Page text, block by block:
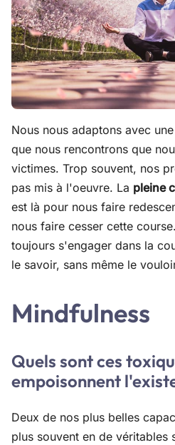
Nous nous adaptons avec
que nous rencontrons que
victimes. Trop souvent, nos
pas mis à l'oeuvre. La pleine
est là pour nous faire
nous faire cesser cette
toujours s'engager dans la
le savoir, sans même le
Mindfulness
Quels sont ces
empoisonnent
Deux de nos plus belles
plus souvent en de véritables